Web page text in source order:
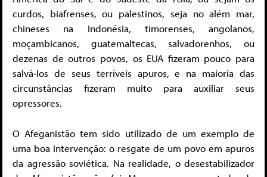
curdos, biafrenses, ou palestinos, seja no além mar,
chineses na Indonésia, timorenses, angolanos,
moçambicanos, guatemaltecas, salvadorenhos, ou
dezenas de outros povos, os EUA fizeram pouco para
salvá-los de seus terríveis apuros, e na maioria das
circunstâncias fizeram muito para auxiliar seus
opressores.
O Afeganistão tem sido utilizado de um exemplo de
uma boa intervenção: o resgate de um povo em apuros
da agressão soviética. Na realidade, o desestabilizador